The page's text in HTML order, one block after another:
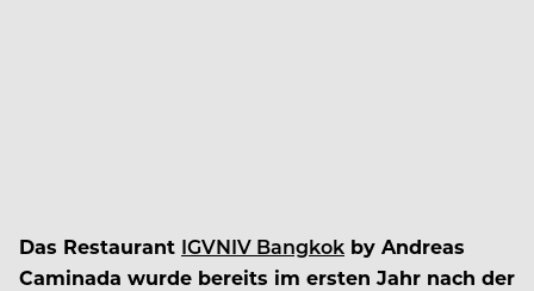
Das Restaurant IGVNIV Bangkok by Andreas
Caminada wurde bereits im ersten Jahr nach der